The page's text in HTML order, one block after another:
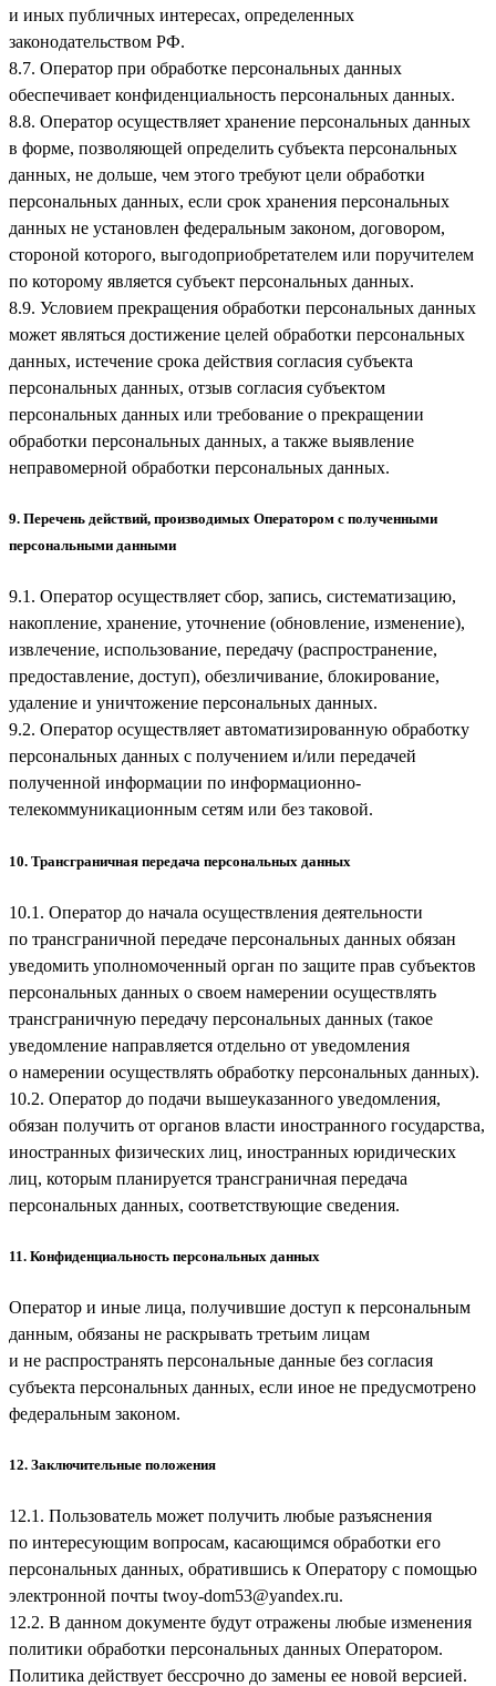
и иных публичных интересах, определенных
законодательством РФ.
8.7. Оператор при обработке персональных данных
обеспечивает конфиденциальность персональных данных.
8.8. Оператор осуществляет хранение персональных данных
в форме, позволяющей определить субъекта персональных
данных, не дольше, чем этого требуют цели обработки
персональных данных, если срок хранения персональных
данных не установлен федеральным законом, договором,
стороной которого, выгодоприобретателем или поручителем
по которому является субъект персональных данных.
8.9. Условием прекращения обработки персональных данных
может являться достижение целей обработки персональных
данных, истечение срока действия согласия субъекта
персональных данных, отзыв согласия субъектом
персональных данных или требование о прекращении
обработки персональных данных, а также выявление
неправомерной обработки персональных данных.
9. Перечень действий, производимых Оператором с полученными
персональными данными
9.1. Оператор осуществляет сбор, запись, систематизацию,
накопление, хранение, уточнение (обновление, изменение),
извлечение, использование, передачу (распространение,
предоставление, доступ), обезличивание, блокирование,
удаление и уничтожение персональных данных.
9.2. Оператор осуществляет автоматизированную обработку
персональных данных с получением и/или передачей
полученной информации по информационно-
телекоммуникационным сетям или без таковой.
10. Трансграничная передача персональных данных
10.1. Оператор до начала осуществления деятельности
по трансграничной передаче персональных данных обязан
уведомить уполномоченный орган по защите прав субъектов
персональных данных о своем намерении осуществлять
трансграничную передачу персональных данных (такое
уведомление направляется отдельно от уведомления
о намерении осуществлять обработку персональных данных).
10.2. Оператор до подачи вышеуказанного уведомления,
обязан получить от органов власти иностранного государства,
иностранных физических лиц, иностранных юридических
лиц, которым планируется трансграничная передача
персональных данных, соответствующие сведения.
11. Конфиденциальность персональных данных
Оператор и иные лица, получившие доступ к персональным
данным, обязаны не раскрывать третьим лицам
и не распространять персональные данные без согласия
субъекта персональных данных, если иное не предусмотрено
федеральным законом.
12. Заключительные положения
12.1. Пользователь может получить любые разъяснения
по интересующим вопросам, касающимся обработки его
персональных данных, обратившись к Оператору с помощью
электронной почты twoy-dom53@yandex.ru.
12.2. В данном документе будут отражены любые изменения
политики обработки персональных данных Оператором.
Политика действует бессрочно до замены ее новой версией.